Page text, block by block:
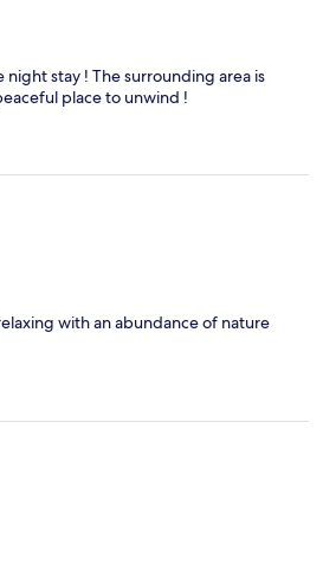
stay ! The surrounding area is
place to unwind !
with an abundance of nature